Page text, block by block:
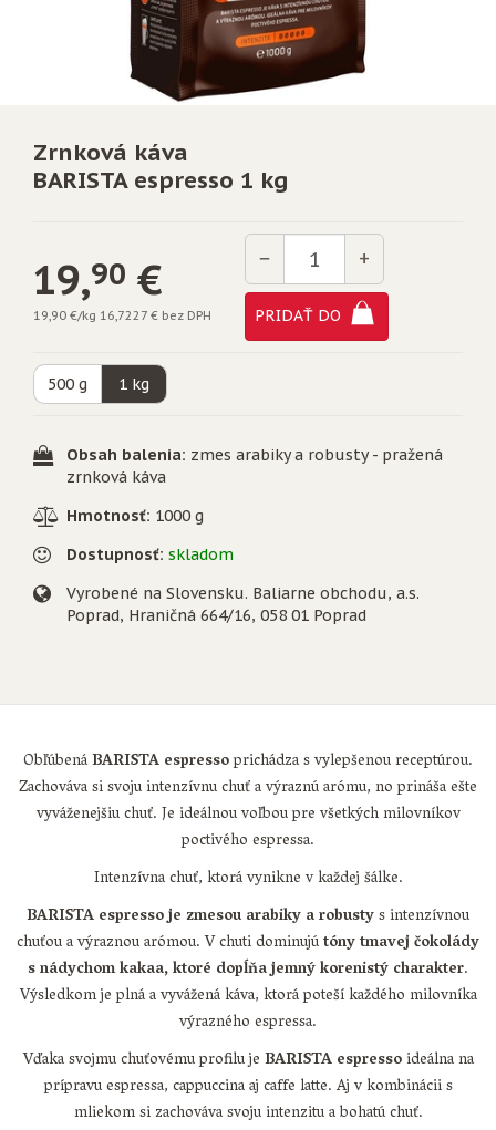
Zrnková káva
BARISTA espresso 1 kg
19,90 €
19,90 €/kg 16,7227 € bez DPH
−
Množstvo
+
PRIDAŤ DO
500 g 1 kg
Obsah balenia: zmes arabiky a robusty - pražená
zrnková káva
Hmotnosť: 1000 g
Dostupnosť: skladom
Vyrobené na Slovensku. Baliarne obchodu, a.s.
Poprad, Hraničná 664/16, 058 01 Poprad
ObľúbenáBARISTA espressoprichádza s vylepšenou receptúrou.
Zachováva si svoju intenzívnu chuť a výraznú arómu, no prináša ešte
vyváženejšiu chuť. Je ideálnou voľbou pre všetkých milovníkov
poctivého espressa.
Intenzívna chuť, ktorá vynikne v každej šálke.
BARISTA espresso je zmesou arabiky a robustys intenzívnou
chuťou a výraznou arómou. V chuti dominujútóny tmavej čokolády
s nádychom kakaa, ktoré dopĺňa jemný korenistý charakter.
Výsledkom je plná a vyvážená káva, ktorá poteší každého milovníka
výrazného espressa.
Vďaka svojmu chuťovému profilu jeBARISTA espressoideálna na
prípravu espressa, cappuccina aj caffe latte. Aj v kombinácii s
mliekom si zachováva svoju intenzitu a bohatú chuť.